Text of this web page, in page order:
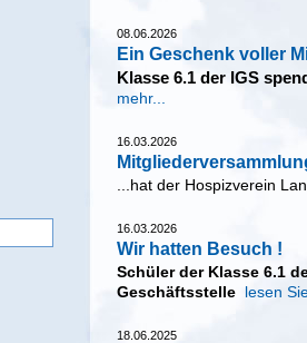
08.06.2026
Ein Geschenk voller
Klasse 6.1 der IGS
mehr...
16.03.2026
...hat der Hospizverein
16.03.2026
Wir hatten Besuch !
Schüler der Klasse 6.1
Geschäftsstelle
lesen
18.06.2025